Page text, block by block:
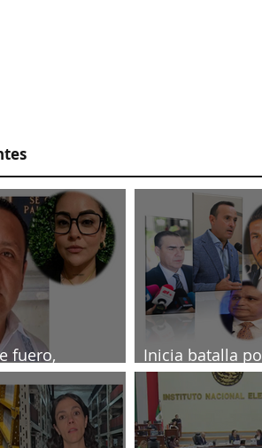
fuero,
muerte de
Inicia batalla
2027